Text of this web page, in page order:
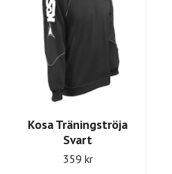
Kosa Träningströja
Svart
359 kr